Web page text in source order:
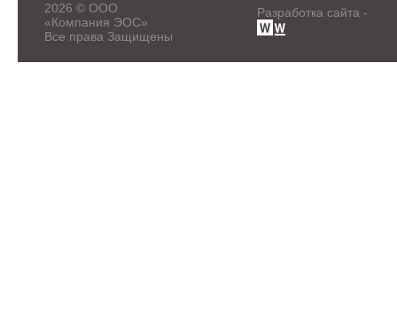
2026 © ООО
«Компания ЭОС»
Все права Защищены
Разработка сайта -